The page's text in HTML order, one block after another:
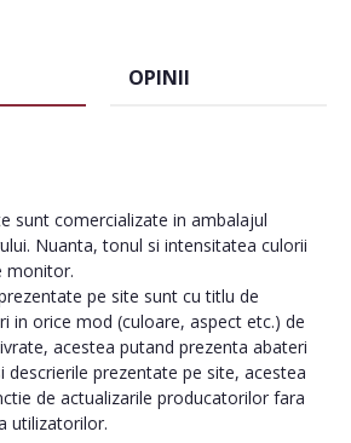
OPINII
sunt comercializate in ambalajul
Nuanta, tonul si intensitatea culorii
monitor.
pe site sunt cu titlu de
in orice mod (culoare, aspect etc.) de
acestea putand prezenta abateri
descrierile prezentate pe site, acestea
de actualizarile producatorilor fara
utilizatorilor.